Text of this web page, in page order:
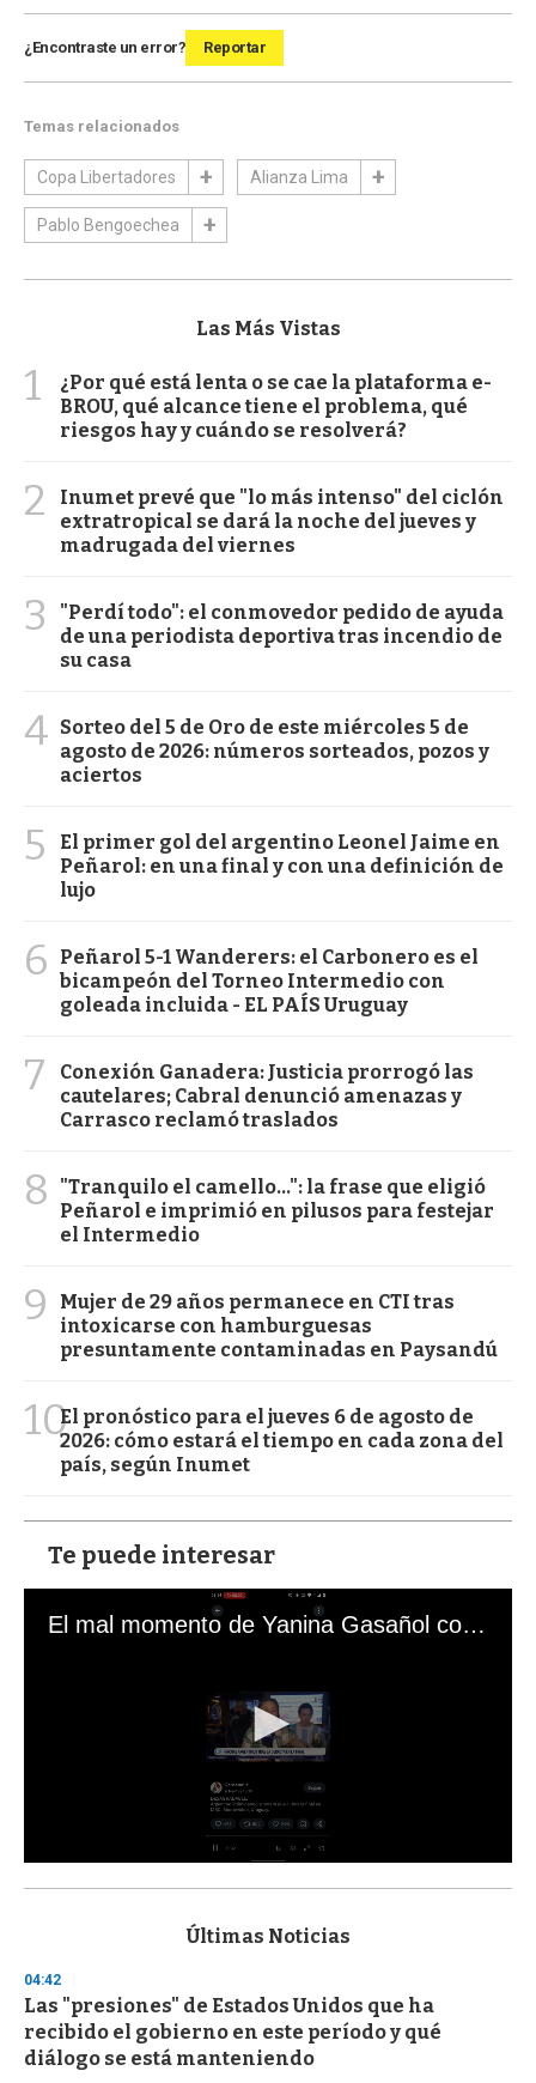
¿Encontraste un error? Reportar
Temas relacionados
Copa Libertadores Alianza Lima
Pablo Bengoechea
Las Más Vistas
1
¿Por qué está lenta o se cae la plataforma e-
BROU, qué alcance tiene el problema, qué
riesgos hay y cuándo se resolverá?
2
Inumet prevé que "lo más intenso" del ciclón
extratropical se dará la noche del jueves y
madrugada del viernes
3
"Perdí todo": el conmovedor pedido de ayuda
de una periodista deportiva tras incendio de
su casa
4 Sorteo del 5 de Oro de este miércoles 5 de
agosto de 2026: números sorteados, pozos y
aciertos
5
El primer gol del argentino Leonel Jaime en
Peñarol: en una final y con una definición de
lujo
6
Peñarol 5-1 Wanderers: el Carbonero es el
bicampeón del Torneo Intermedio con
goleada incluida - EL PAÍS Uruguay
7
Conexión Ganadera: Justicia prorrogó las
cautelares; Cabral denunció amenazas y
Carrasco reclamó traslados
8
"Tranquilo el camello...": la frase que eligió
Peñarol e imprimió en pilusos para festejar
el Intermedio
9
Mujer de 29 años permanece en CTI tras
intoxicarse con hamburguesas
presuntamente contaminadas en Paysandú
10El pronóstico para el jueves 6 de agosto de
2026: cómo estará el tiempo en cada zona del
país, según Inumet
Te puede interesar
El mal momento de Yanina Gasañol con un hincha argentino en "Subrayado"
s
d
s
o
f
3
Últimas Noticias
04:42
Las "presiones" de Estados Unidos que ha
recibido el gobierno en este período y qué
diálogo se está manteniendo